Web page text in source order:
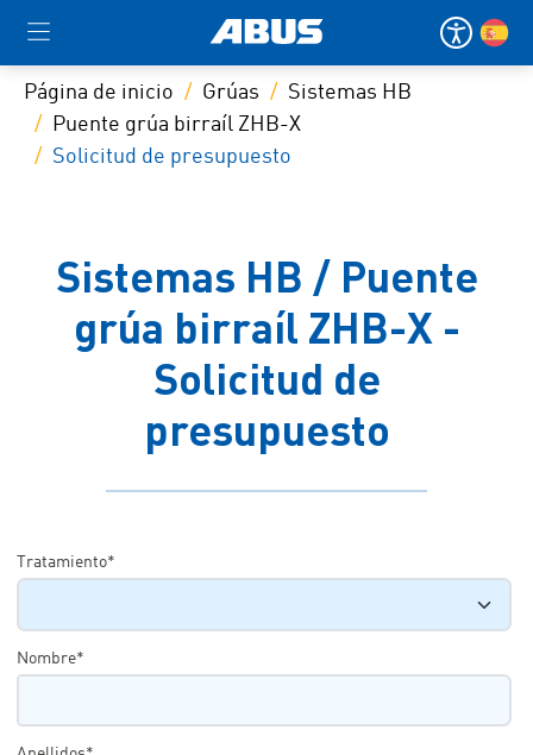
Página de inicio Grúas
Sistemas HB
Puente grúa birraíl ZHB-X
Solicitud de presupuesto
Sistemas HB / Puente
grúa birraíl ZHB-X -
Solicitud de
presupuesto
Tratamiento*
Nombre*